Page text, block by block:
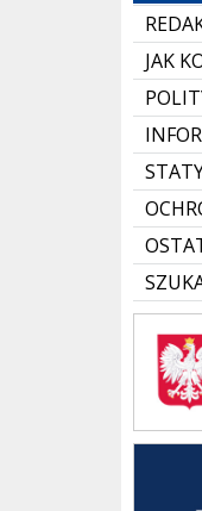
JAK
Dziennik
Profil Zaufany